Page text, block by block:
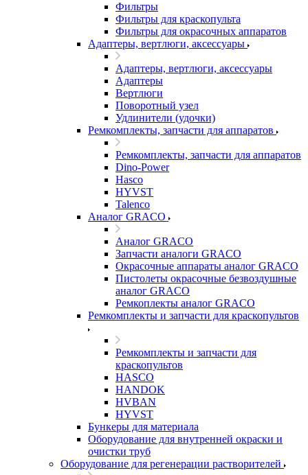
Фильтры
Фильтры для краскопульта
Фильтры для окрасочных аппаратов
Адаптеры, вертлюги, аксессуары
Адаптеры, вертлюги, аксессуары
Адаптеры
Вертлюги
Поворотный узел
Удлинители (удочки)
Ремкомплекты, запчасти для аппаратов
Ремкомплекты, запчасти для аппаратов
Dino-Power
Hasco
HYVST
Talenco
Аналог GRACO
Аналог GRACO
Запчасти аналоги GRACO
Окрасочные аппараты аналог GRACO
Пистолеты окрасочные безвоздушные
аналог GRACO
Ремкоплекты аналог GRACO
Ремкомплекты и запчасти для краскопультов
Ремкомплекты и запчасти для
краскопультов
HASCO
HANDOK
HVBAN
HYVST
Бункеры для материала
Оборудование для внутренней окраски и
очистки труб
Оборудование для регенерации растворителей